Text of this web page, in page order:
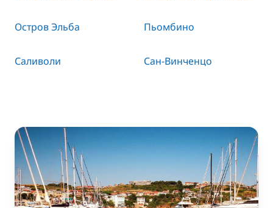
Остров Эльба Пьомбино
Саливоли Сан-Винченцо